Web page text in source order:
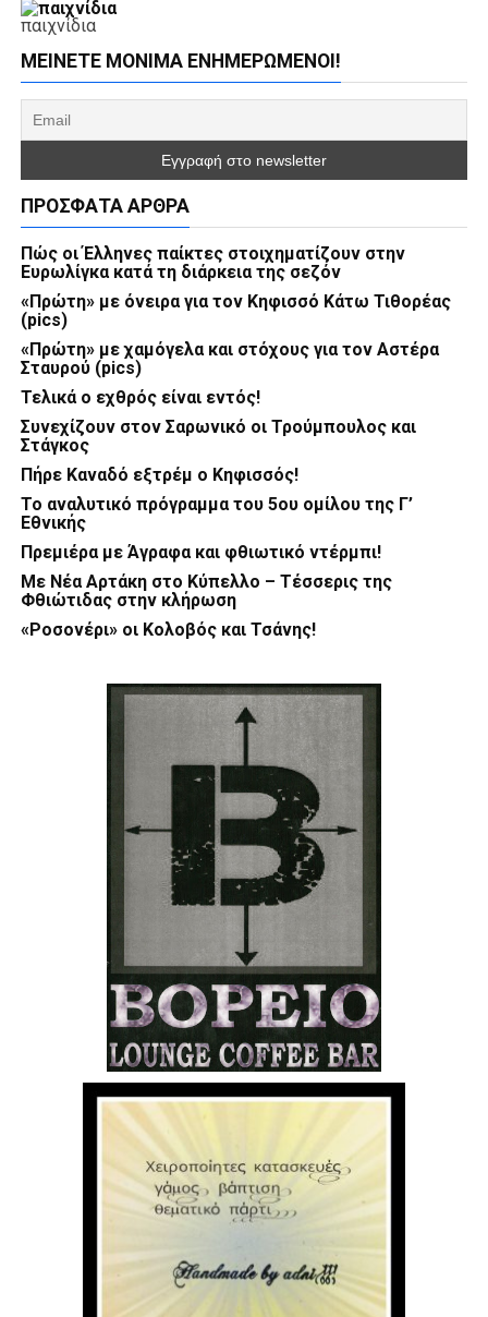
παιχνίδια
ΜΕΊΝΕΤΕ ΜΌΝΙΜΑ ΕΝΗΜΕΡΏΜΕΝΟΙ!
ΠΡΌΣΦΑΤΑ ΆΡΘΡΑ
Πώς οι Έλληνες παίκτες στοιχηματίζουν στην
Ευρωλίγκα κατά τη διάρκεια της σεζόν
«Πρώτη» με όνειρα για τον Κηφισσό Κάτω Τιθορέας
(pics)
«Πρώτη» με χαμόγελα και στόχους για τον Αστέρα
Σταυρού (pics)
Τελικά ο εχθρός είναι εντός!
Συνεχίζουν στον Σαρωνικό οι Τρούμπουλος και
Στάγκος
Πήρε Καναδό εξτρέμ ο Κηφισσός!
Το αναλυτικό πρόγραμμα του 5ου ομίλου της Γ’
Εθνικής
Πρεμιέρα με Άγραφα και φθιωτικό ντέρμπι!
Με Νέα Αρτάκη στο Κύπελλο – Τέσσερις της
Φθιώτιδας στην κλήρωση
«Ροσονέρι» οι Κολοβός και Τσάνης!